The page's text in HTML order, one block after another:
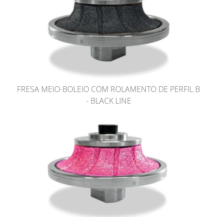
FRESA MEIO-BOLEIO COM ROLAMENTO DE PERFIL B
- BLACK LINE